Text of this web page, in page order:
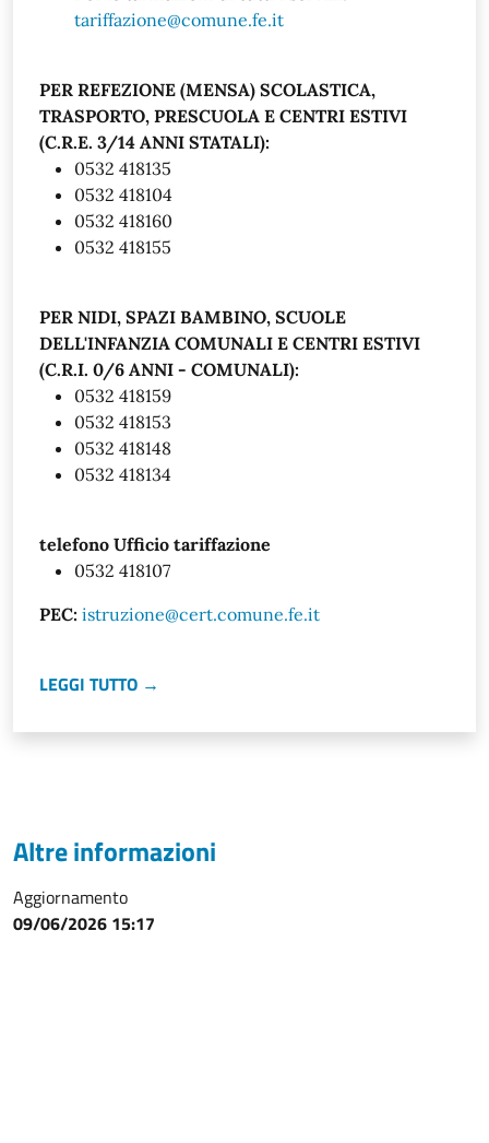
tariffazione@comune.fe.it
PER REFEZIONE (MENSA) SCOLASTICA,
TRASPORTO, PRESCUOLA E CENTRI ESTIVI
(C.R.E. 3/14 ANNI STATALI):
0532 418135
0532 418104
0532 418160
0532 418155
PER NIDI, SPAZI BAMBINO, SCUOLE
DELL'INFANZIA COMUNALI E CENTRI ESTIVI
(C.R.I. 0/6 ANNI - COMUNALI):
0532 418159
0532 418153
0532 418148
0532 418134
telefono Ufficio tariffazione
0532 418107
PEC: istruzione@cert.comune.fe.it
LEGGI TUTTO →
Altre informazioni
Aggiornamento
09/06/2026 15:17